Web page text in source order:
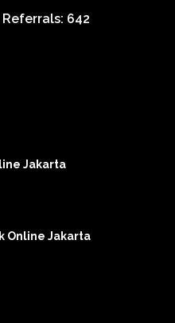
642
Jakarta
Online Jakarta